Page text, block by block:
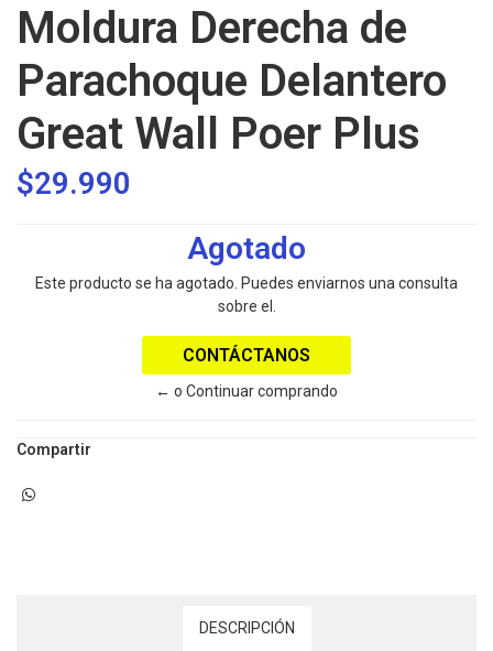
Moldura Derecha de
Parachoque Delantero
Great Wall Poer Plus
$29.990
Agotado
Este producto se ha agotado. Puedes enviarnos una consulta
sobre el.
CONTÁCTANOS
← o Continuar comprando
Compartir
DESCRIPCIÓN